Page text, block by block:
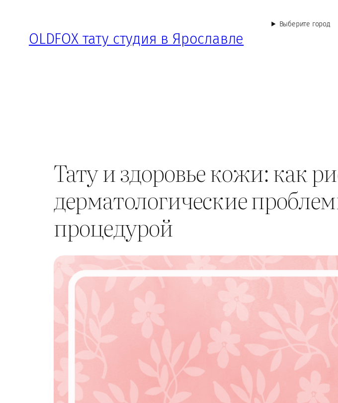
содержимому
OLDFOX тату студия в Ярославле
Выберите город
Тату и здоровье кожи: как
дерматологические
процедурой